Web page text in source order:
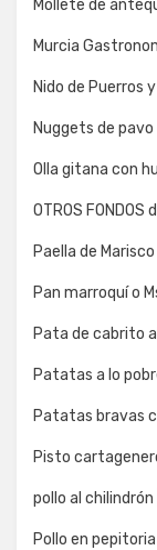
Mollete de
Murcia
Nido de Puerros
Nuggets de
Olla gitana con
OTROS
Paella de
Pan marroquí o
Pata de cabrito
Patatas a lo
Patatas bravas
Pisto
pollo al
Pollo en